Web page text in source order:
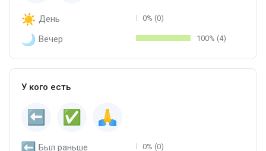
День 0% (0)
Вечер 100% (4)
У кого есть
Был раньше 0% (0)